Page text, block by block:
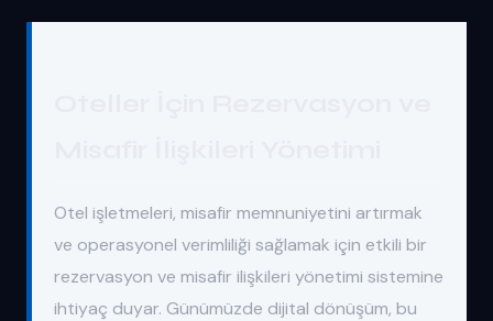
Otel işletmeleri, misafir memnuniyetini artırmak
ve operasyonel verimliliği sağlamak için etkili bir
rezervasyon ve misafir ilişkileri yönetimi sistemine
ihtiyaç duyar. Günümüzde dijital dönüşüm, bu